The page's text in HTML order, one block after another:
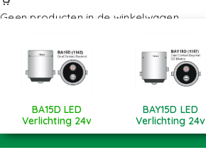
Geen producten in de winkelwagen.
BA15D LED
Verlichting 24v
BAY15D LED
Verlichting 24v